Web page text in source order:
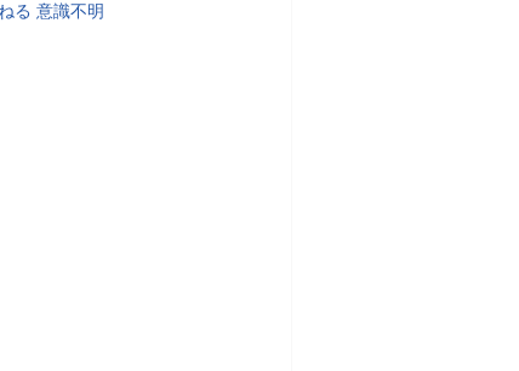
る 意識不明